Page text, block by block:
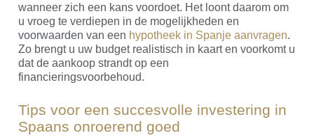
wanneer zich een kans voordoet. Het loont daarom om
u vroeg te verdiepen in de mogelijkheden en
voorwaarden van een hypotheek in Spanje aanvragen.
Zo brengt u uw budget realistisch in kaart en voorkomt u
dat de aankoop strandt op een
financieringsvoorbehoud.
Tips voor een succesvolle investering in
Spaans onroerend goed